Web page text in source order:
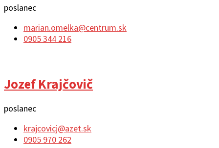
poslanec
marian.omelka@centrum.sk
0905 344 216
Jozef Krajčovič
poslanec
krajcovicj@azet.sk
0905 970 262